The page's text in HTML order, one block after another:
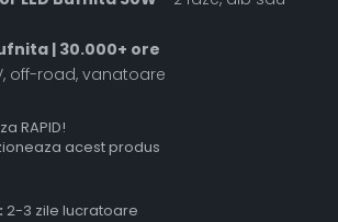
| 30.000+ ore
off-road, vanatoare
RAPID!
acest produs
2-3 zile lucratoare